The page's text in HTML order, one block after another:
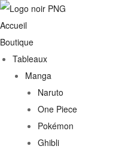
Accueil
Boutique
Tableaux
Manga
Naruto
One Piece
Pokémon
Ghibli